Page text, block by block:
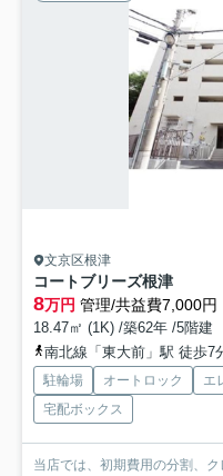
文京区根津
コートブリーズ根津
8万円 管理/共益費7,000円
18.47㎡ (1K) /築62年 /5階建
南北線「東大前」駅 徒歩7
駐輪場 オートロック エ
宅配ボックス
当店では、初期費用の分割、